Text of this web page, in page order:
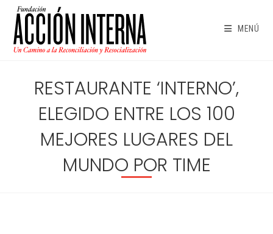
contenido
MENÚ
RESTAURANTE ‘INTERNO’,
ELEGIDO ENTRE LOS 100
MEJORES LUGARES DEL
MUNDO POR TIME